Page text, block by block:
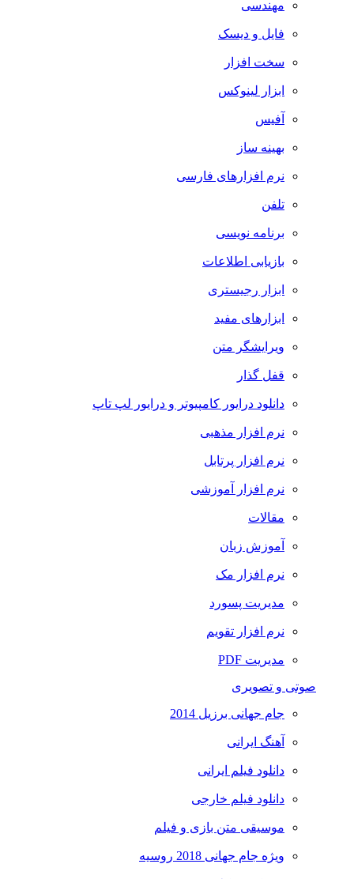
مهندسی
فایل و دیسک
سخت افزار
ابزار لینوکس
آفیس
بهینه ساز
نرم افزارهای فارسی
تلفن
برنامه نویسی
بازیابی اطلاعات
ابزار رجیستری
ابزارهای مفید
ویرایشگر متن
قفل گذار
دانلود درایور کامپیوتر و درایور لپ تاپ
نرم افزار مذهبی
نرم افزار پرتابل
نرم افزار آموزشی
مقالات
آموزش زبان
نرم افزار مک
مدیریت پسورد
نرم افزار تقویم
مدیریت PDF
صوتی و تصویری
جام جهانی برزیل 2014
آهنگ ایرانی
دانلود فیلم ایرانی
دانلود فیلم خارجی
موسیقی متن بازی و فیلم
ویژه جام جهانی 2018 روسیه